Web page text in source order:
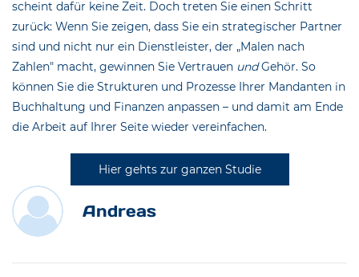
scheint dafür keine Zeit. Doch treten Sie einen Schritt
zurück: Wenn Sie zeigen, dass Sie ein strategischer Partner
sind und nicht nur ein Dienstleister, der „Malen nach
Zahlen" macht, gewinnen Sie Vertrauen undGehör. So
können Sie die Strukturen und Prozesse Ihrer Mandanten in
Buchhaltung und Finanzen anpassen – und damit am Ende
die Arbeit auf Ihrer Seite wieder vereinfachen.
Hier gehts zur ganzen Studie
Andreas